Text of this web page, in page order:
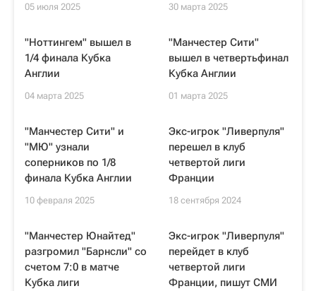
05 июля 2025 30 марта 2025
"Ноттингем" вышел в
1/4 финала Кубка
Англии
04 марта 2025
"Манчестер Сити"
вышел в четвертьфинал
Кубка Англии
01 марта 2025
"Манчестер Сити" и
"МЮ" узнали
соперников по 1/8
финала Кубка Англии
10 февраля 2025
Экс-игрок "Ливерпуля"
перешел в клуб
четвертой лиги
Франции
18 сентября 2024
"Манчестер Юнайтед"
разгромил "Барнсли" со
счетом 7:0 в матче
Кубка лиги
Экс-игрок "Ливерпуля"
перейдет в клуб
четвертой лиги
Франции, пишут СМИ